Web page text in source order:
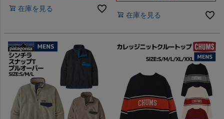
在庫を見る
在庫を見る